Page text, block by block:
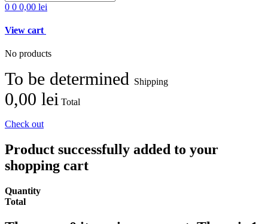
0 0 0,00 lei
View cart
No products
To be determined Shipping
0,00 lei Total
Check out
Product successfully added to your
shopping cart
Quantity
Total